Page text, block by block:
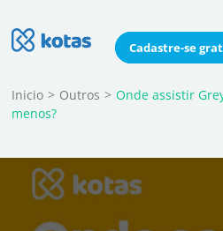
Cadastre-se
to
(Press
Enter)
Blog do Kotas
Dicas e conteúdo relevante para
Inicio > Outros > Onde assistir
menos?